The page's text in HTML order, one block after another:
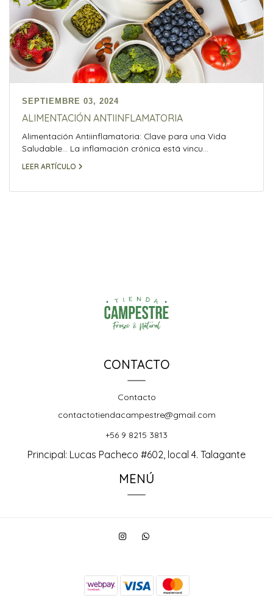
SEPTIEMBRE 03, 2024
ALIMENTACIÓN ANTIINFLAMATORIA
Alimentación Antiinflamatoria: Clave para una Vida
Saludable... La inflamación crónica está vincu...
LEER ARTÍCULO
CONTACTO
Contacto
contactotiendacampestre@gmail.com
+56 9 8215 3813
Principal: Lucas Pacheco #602, local 4. Talagante
MENÚ